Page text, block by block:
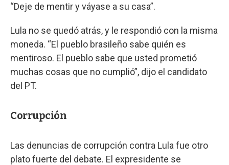
“Deje de mentir y váyase a su casa”.
Lula no se quedó atrás, y le respondió con la misma
moneda. “El pueblo brasileño sabe quién es
mentiroso. El pueblo sabe que usted prometió
muchas cosas que no cumplió”, dijo el candidato
del PT.
Corrupción
Las denuncias de corrupción contra Lula fue otro
plato fuerte del debate. El expresidente se